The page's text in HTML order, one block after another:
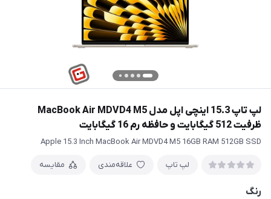
لپ تاپ 15.3 اینچی اپل مدل MacBook Air MDVD4 M5
ظرفیت 512 گیگابایت و حافظه رم 16 گیگابایت
Apple 15.3 Inch MacBook Air MDVD4 M5 16GB RAM 512GB SSD
لپ تاپ علاقه‌مندی مقایسه
رنگ